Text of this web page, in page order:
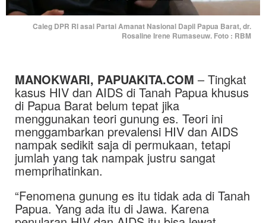
Caleg DPR RI asal Partai Amanat Nasional Dapil Papua Barat, dr.
Rosaline Irene Rumaseuw. Foto : RBM
MANOKWARI, PAPUAKITA.COM – Tingkat
kasus HIV dan AIDS di Tanah Papua khusus
di Papua Barat belum tepat jika
menggunakan teori gunung es. Teori ini
menggambarkan prevalensi HIV dan AIDS
nampak sedikit saja di permukaan, tetapi
jumlah yang tak nampak justru sangat
memprihatinkan.
“Fenomena gunung es itu tidak ada di Tanah
Papua. Yang ada itu di Jawa. Karena